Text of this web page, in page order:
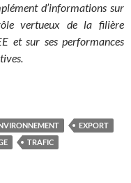
d’informations sur
vertueux de la filière
et sur ses performances
si vous vous débarrassiez
EXPORT
TRAFIC